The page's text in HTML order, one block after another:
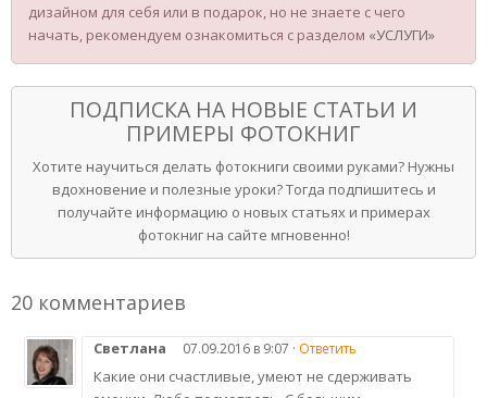
дизайном для себя или в подарок, но не знаете с чего
начать, рекомендуем ознакомиться с разделом «УСЛУГИ»
ПОДПИСКА НА НОВЫЕ СТАТЬИ И
ПРИМЕРЫ ФОТОКНИГ
Хотите научиться делать фотокниги своими руками? Нужны
вдохновение и полезные уроки? Тогда подпишитесь и
получайте информацию о новых статьях и примерах
фотокниг на сайте мгновенно!
20 комментариев
Светлана 07.09.2016 в 9:07 · Ответить
Какие они счастливые, умеют не сдерживать